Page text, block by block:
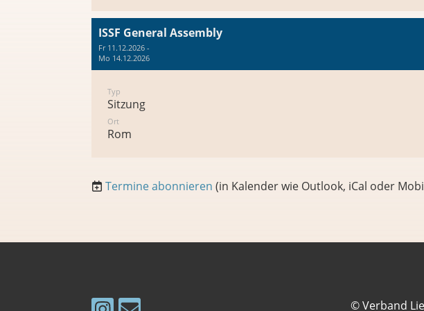
ISSF General Assembly
Fr 11.12.2026 -
Mo 14.12.2026
Typ
Sitzung
Ort
Rom
Termine abonnieren (in Kalender wie Outlook, iCal oder
© Verband